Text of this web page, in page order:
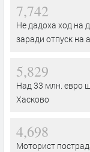
7,742
Не дадоха ход на
заради отпуск на
5,829
Над 33 млн. евро
Хасково
4,698
Моторист